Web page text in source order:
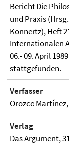
Bericht Die
und Praxis
Konnertz), Heft
Internationalen
06.- 09. April
stattgefunden.
Verfasser
Orozco Martínez,
Verlag
Das Argument,